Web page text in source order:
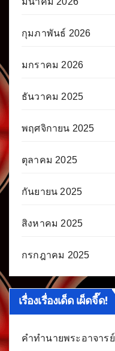
กุมภาพันธ์ 2026
มกราคม 2026
ธันวาคม 2025
พฤศจิกายน 2025
ตุลาคม 2025
กันยายน 2025
สิงหาคม 2025
กรกฎาคม 2025
เรื่องเรื่องเด็ด เผ็ดจี๊ด!
คำทำนายพระอาจารย์